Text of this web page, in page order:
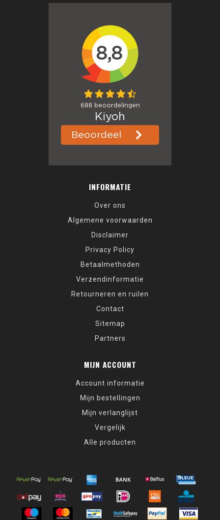
INFORMATIE
Over ons
Algemene voorwaarden
Disclaimer
Privacy Policy
Betaalmethoden
Verzendinformatie
Retourneren en ruilen
Contact
Sitemap
Partners
MIJN ACCOUNT
Account informatie
Mijn bestellingen
Mijn verlanglijst
Vergelijk
Alle producten